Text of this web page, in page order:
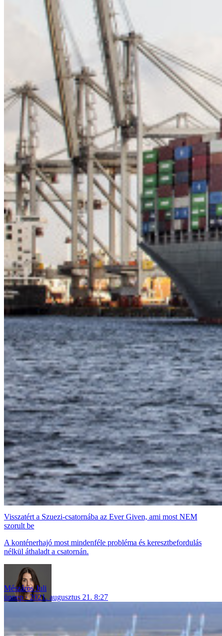
Visszatért a Szuezi-csatornába az Ever Given, ami most NEM
szorult be
A konténerhajó most mindenféle probléma és keresztbefordulás
nélkül áthaladt a csatornán.
Mészáros Juli
ünnep
2021. augusztus 21. 8:27